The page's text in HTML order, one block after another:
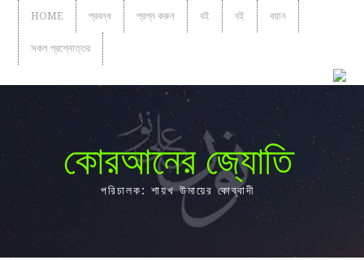
HOME প্রবন্ধ প্রশ্ন করুন বই বই বয়ান
সকল প্রশ্নোত্তর
কোরআনের জ্যোতি
পরিচালক: শায়খ উমায়ের কোব্বাদী